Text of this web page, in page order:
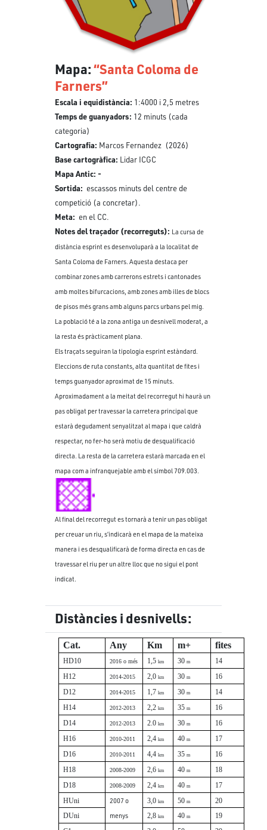
Mapa:“Santa Coloma de
Farners”
Escala i equidistància: 1:4000 i 2,5 metres
Temps de guanyadors: 12 minuts (cada
categoria)
Cartografia: Marcos Fernandez (2026)
Base cartogràfica: Lidar ICGC
Mapa Antic: -
Sortida: escassos minuts del centre de
competició (a concretar).
Meta: en el CC.
Notes del traçador (recorreguts): La cursa de
distància esprint es desenvoluparà a la localitat de
Santa Coloma de Farners. Aquesta destaca per
combinar zones amb carrerons estrets i cantonades
amb moltes bifurcacions, amb zones amb illes de blocs
de pisos més grans amb alguns parcs urbans pel mig.
La població té a la zona antiga un desnivell moderat, a
la resta és pràcticament plana.
Els traçats seguiran la tipologia esprint estàndard.
Eleccions de ruta constants, alta quantitat de fites i
temps guanyador aproximat de 15 minuts.
Aproximadament a la meitat del recorregut hi haurà un
pas obligat per travessar la carretera principal que
estarà degudament senyalitzat al mapa i que caldrà
respectar, no fer-ho serà motiu de desqualificació
directa. La resta de la carretera estarà marcada en el
mapa com a infranquejable amb el símbol 709.003.
Al final del recorregut es tornarà a tenir un pas obligat
per creuar un riu, s’indicarà en el mapa de la mateixa
manera i es desqualificarà de forma directa en cas de
travessar el riu per un altre lloc que no sigui el pont
indicat.
Distàncies i desnivells:
Cat. Any Km m+ fites
HD10 2016 o més 1,5km 30m
14
H12
2014-2015 2,0km 30m
16
D12
2014-2015 1,7km 30m
14
H14
2012-2013 2,2km 35m
16
D14
2012-2013 2.0km 30m
16
H16
2010-2011 2,4km 40m
17
D16
2010-2011 4,4km 35m
16
H18
2008-2009 2,6km 40m
18
D18
2008-2009 2,4km 40m
17
HUni
2007 o
menys
3,0km 50m
20
DUni
2,8km 40m
19